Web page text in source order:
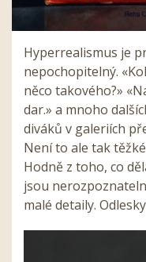
Hyperrealismus je
nepochopitelný.
něco takového?»
dar.» a mnoho
diváků v galeriích
Není to ale tak
Hodně z toho, co
jsou
malé detaily.